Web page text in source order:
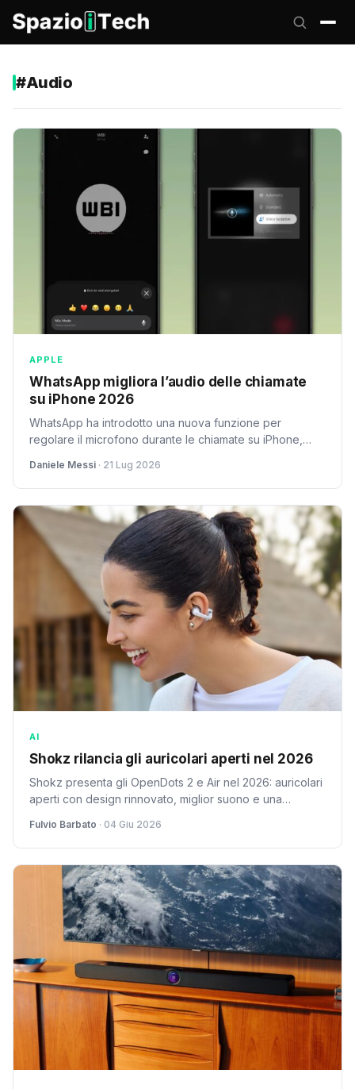
#Audio
APPLE
WhatsApp migliora l’audio delle chiamate
su iPhone 2026
WhatsApp ha introdotto una nuova funzione per
regolare il microfono durante le chiamate su iPhone,
utente.
Daniele Messi · 21 Lug 2026
AI
Shokz rilancia gli auricolari aperti nel 2026
Shokz presenta gli OpenDots 2 e Air nel 2026: auricolari
aperti con design rinnovato, miglior suono e una
Fulvio Barbato · 04 Giu 2026